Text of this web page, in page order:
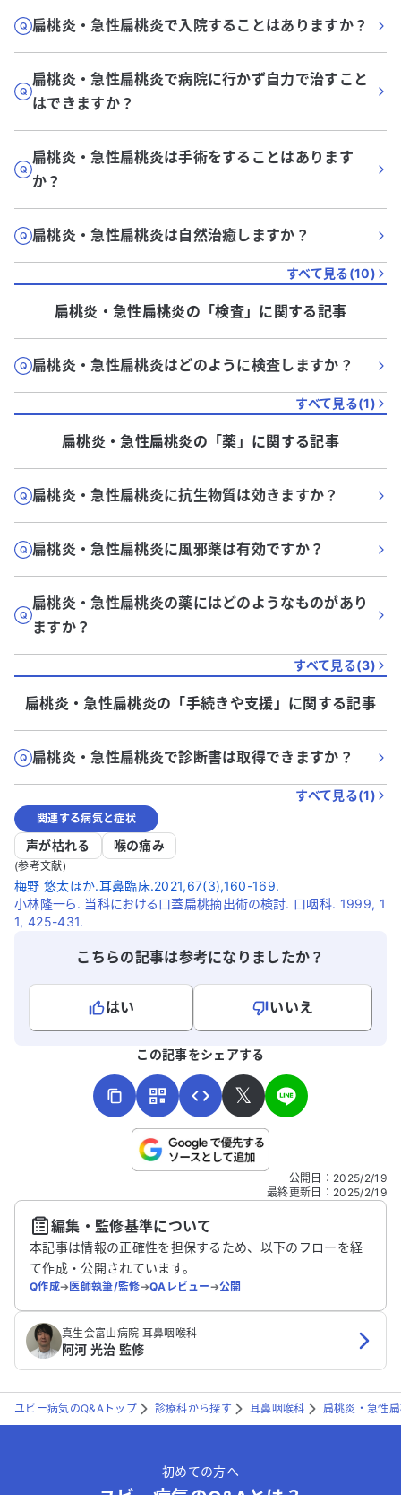
扁桃炎・急性扁桃炎で入院することはありますか？
扁桃炎・急性扁桃炎で病院に行かず自力で治すこと
はできますか？
扁桃炎・急性扁桃炎は手術をすることはあります
か？
扁桃炎・急性扁桃炎は自然治癒しますか？
すべて見る(10)
扁桃炎・急性扁桃炎の「検査」に関する記事
扁桃炎・急性扁桃炎はどのように検査しますか？
すべて見る(1)
扁桃炎・急性扁桃炎の「薬 」に関する記事
扁桃炎・急性扁桃炎に抗生物質は効きますか？
扁桃炎・急性扁桃炎に風邪薬は有効ですか？
扁桃炎・急性扁桃炎の薬にはどのようなものがあり
ますか？
すべて見る(3)
扁桃炎・急性扁桃炎の「手続きや支援 」に関する記事
扁桃炎・急性扁桃炎で診断書は取得できますか？
すべて見る(1)
関連する病気と症状
声が枯れる 喉の痛み
(参考文献)
梅野 悠太ほか.耳鼻臨床.2021,67(3),160-169.
小林隆一ら. 当科における口蓋扁桃摘出術の検討. 口咽科. 1999, 1
1, 425-431.
こちらの記事は参考になりましたか？
はい
いいえ
こちらは送信専用のフォームです。氏名やご自身の病気の詳細な
送信する
この記事をシェアする
𝕏
公開日 ： 2025/2/19
最終更新日 ： 2025/2/19
編集・監修基準について
本記事は情報の正確性を担保するため、以下のフローを経
て作成・公開されています。
Q作成➔医師執筆/監修➔QAレビュー➔公開
真生会富山病院 耳鼻咽喉科
阿河 光治 監修
ユビー病気のQ&Aトップ 診療科から探す 耳鼻咽喉科 扁桃炎・急性
初めての方へ